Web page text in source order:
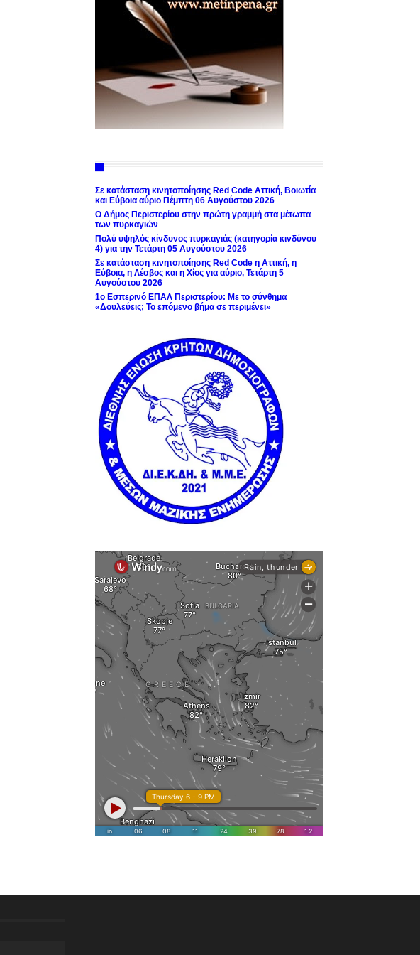
Σε κατάσταση κινητοποίησης Red Code Αττική, Βοιωτία
και Εύβοια αύριο Πέμπτη 06 Αυγούστου 2026
Ο Δήμος Περιστερίου στην πρώτη γραμμή στα μέτωπα
των πυρκαγιών
Πολύ υψηλός κίνδυνος πυρκαγιάς (κατηγορία κινδύνου
4) για την Τετάρτη 05 Αυγούστου 2026
Σε κατάσταση κινητοποίησης Red Code η Αττική, η
Εύβοια, η Λέσβος και η Χίος για αύριο, Τετάρτη 5
Αυγούστου 2026
1ο Εσπερινό ΕΠΑΛ Περιστερίου: Με το σύνθημα
«Δουλεύεις; Το επόμενο βήμα σε περιμένει»